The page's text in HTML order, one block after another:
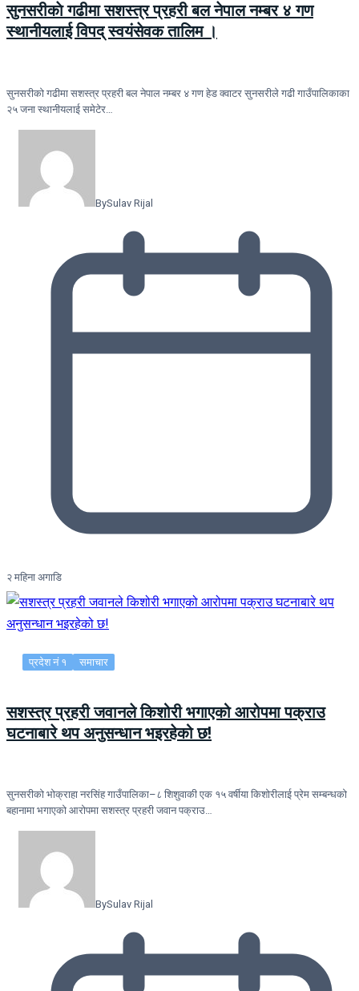
सुनसरीकाे गढीमा सशस्त्र प्रहरी बल नेपाल नम्बर ४ गण
स्थानीयलाई विपद् स्वयंसेवक तालिम ।
सुनसरीकाे गढीमा सशस्त्र प्रहरी बल नेपाल नम्बर ४ गण हेड क्वाटर सुनसरीले गढी गाउँपालिकाका
२५ जना स्थानीयलाई समेटेर…
BySulav Rijal
२ महिना अगाडि
प्रदेश नं १ समाचार
सशस्त्र प्रहरी जवानले किशोरी भगाएको आरोपमा पक्राउ
घटनाबारे थप अनुसन्धान भइरहेको छ!
सुनसरीको भोक्राहा नरसिंह गाउँपालिका–८ शिशुवाकी एक १५ वर्षीया किशोरीलाई प्रेम सम्बन्धको
बहानामा भगाएको आरोपमा सशस्त्र प्रहरी जवान पक्राउ…
BySulav Rijal